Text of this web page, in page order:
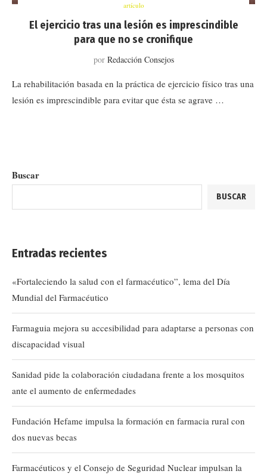
artículo
El ejercicio tras una lesión es imprescindible
para que no se cronifique
por Redacción Consejos
La rehabilitación basada en la práctica de ejercicio físico tras una
lesión es imprescindible para evitar que ésta se agrave …
Buscar
BUSCAR
Entradas recientes
«Fortaleciendo la salud con el farmacéutico”, lema del Día
Mundial del Farmacéutico
Farmaguia mejora su accesibilidad para adaptarse a personas con
discapacidad visual
Sanidad pide la colaboración ciudadana frente a los mosquitos
ante el aumento de enfermedades
Fundación Hefame impulsa la formación en farmacia rural con
dos nuevas becas
Farmacéuticos y el Consejo de Seguridad Nuclear impulsan la